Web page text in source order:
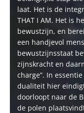
laat. Het is de
THAT I AM. Het is
bewustzijn, en
een handjevol
bewustzijnsstaat
zijnskracht en
charge”. In
dualiteit hier
doorloopt naar de
de polen